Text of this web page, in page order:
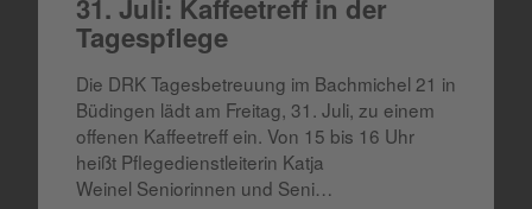
31. Juli: Kaffeetreff in der
Tagespflege
Die DRK Tagesbetreuung im Bachmichel 21 in
Büdingen lädt am Freitag, 31. Juli, zu einem
offenen Kaffeetreff ein. Von 15 bis 16 Uhr
heißt Pflegedienstleiterin Katja
Weinel Seniorinnen und Seni…